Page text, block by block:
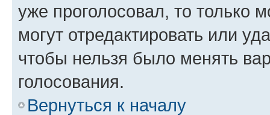
уже проголосовал, то только
могут отредактировать или
чтобы нельзя было менять
голосования.
Вернуться к началу